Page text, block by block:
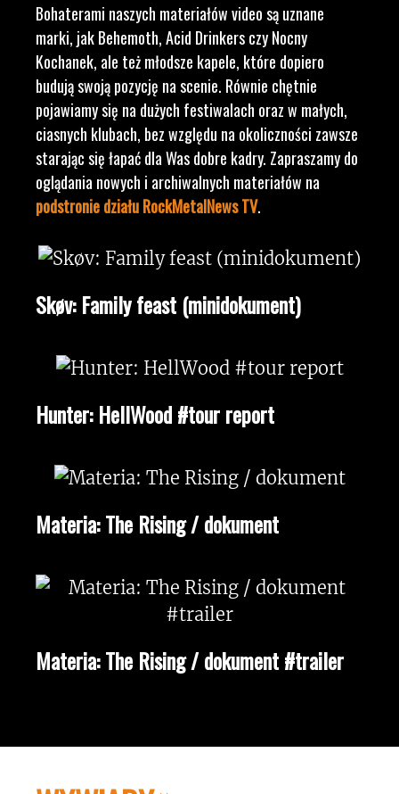
Bohaterami naszych materiałów video są uznane
marki, jak Behemoth, Acid Drinkers czy Nocny
Kochanek, ale też młodsze kapele, które dopiero
budują swoją pozycję na scenie. Równie chętnie
pojawiamy się na dużych festiwalach oraz w małych,
ciasnych klubach, bez względu na okoliczności zawsze
starając się łapać dla Was dobre kadry. Zapraszamy do
oglądania nowych i archiwalnych materiałów na
podstronie działu RockMetalNews TV.
Skøv: Family feast (minidokument)
Hunter: HellWood #tour report
Materia: The Rising / dokument
Materia: The Rising / dokument #trailer